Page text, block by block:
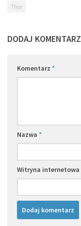
Thor
DODAJ KOMENTARZ
Komentarz *
Nazwa *
Witryna internetowa